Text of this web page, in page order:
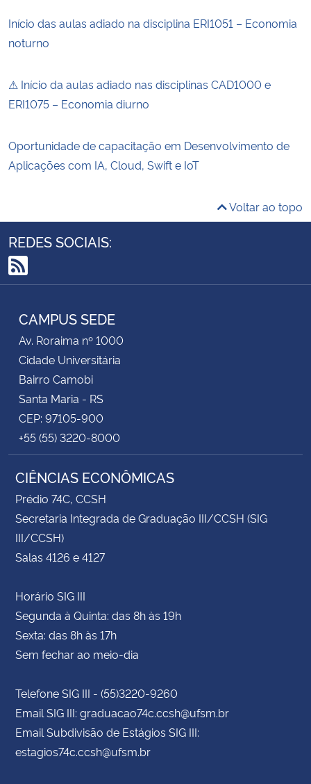
Início das aulas adiado na disciplina ERI1051 – Economia
noturno
⚠ Início da aulas adiado nas disciplinas CAD1000 e
ERI1075 – Economia diurno
Oportunidade de capacitação em Desenvolvimento de
Aplicações com IA, Cloud, Swift e IoT
Voltar ao topo
REDES SOCIAIS:
RSS
CAMPUS SEDE
Av. Roraima nº 1000
Cidade Universitária
Bairro Camobi
Santa Maria - RS
CEP: 97105-900
+55 (55) 3220-8000
CIÊNCIAS ECONÔMICAS
Prédio 74C, CCSH
Secretaria Integrada de Graduação III/CCSH (SIG
III/CCSH)
Salas 4126 e 4127
Horário SIG III
Segunda à Quinta: das 8h às 19h
Sexta: das 8h às 17h
Sem fechar ao meio-dia
Telefone SIG III - (55)3220-9260
Email SIG III: graduacao74c.ccsh@ufsm.br
Email Subdivisão de Estágios SIG III:
estagios74c.ccsh@ufsm.br